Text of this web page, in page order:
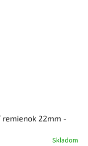
remienok 22mm -
Skladom